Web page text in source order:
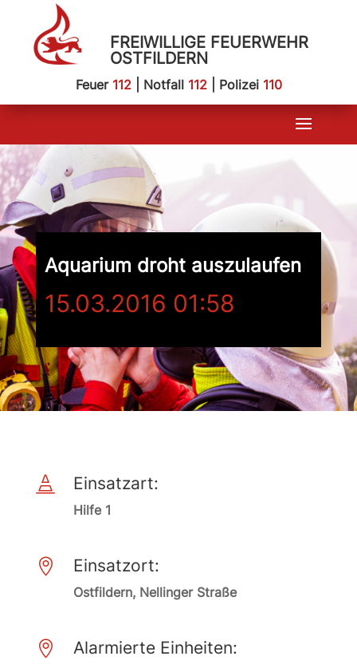
FREIWILLIGE FEUERWEHR
OSTFILDERN
Feuer 112| Notfall 112| Polizei 110
Aquarium droht auszulaufen
15.03.2016 01:58
 Einsatzart:
Hilfe 1
 Einsatzort:
Ostfildern, Nellinger Straße
 Alarmierte Einheiten: